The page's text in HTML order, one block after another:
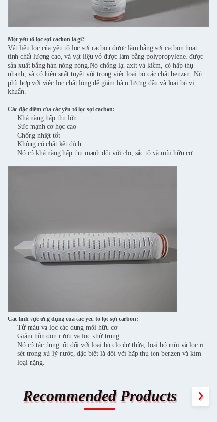
Một yếu tố lọc sợi cacbon là gì?
Vật liệu lọc của yếu tố lọc sợi cacbon được làm bằng sợi cacbon hoạt
tính chất lượng cao, và vật liệu vỏ được làm bằng polypropylene, được
sản xuất bằng hàn nóng nóng.Nó chống lại axit và kiềm, có hấp thụ
nhanh, và có hiệu suất tuyệt vời trong việc loại bỏ các chất benzen. Nó
phù hợp với việc lọc chất lỏng để giảm hàm lượng dầu và loại bỏ vi
khuẩn.
Các đặc điểm của các yếu tố lọc sợi cacbon:
Khả năng hấp thụ lớn
Sức mạnh cơ học cao
Chống nhiệt tốt
Không có chất kết dính
Nó có khả năng hấp thụ mạnh đối với clo, sắc tố và mùi hữu cơ.
Các lĩnh vực ứng dụng của các yếu tố lọc sợi carbon:
Tử màu và lọc các dung môi hữu cơ
Giảm hỗn độn rượu và lọc khử trùng
Nó có tác dụng tốt đối với loại bỏ clo dư thừa, loại bỏ mùi và lọc rỉ
sét trong xử lý nước, đặc biệt là đối với hấp thụ ion benzen và kim
loại nặng.
Recommended Products